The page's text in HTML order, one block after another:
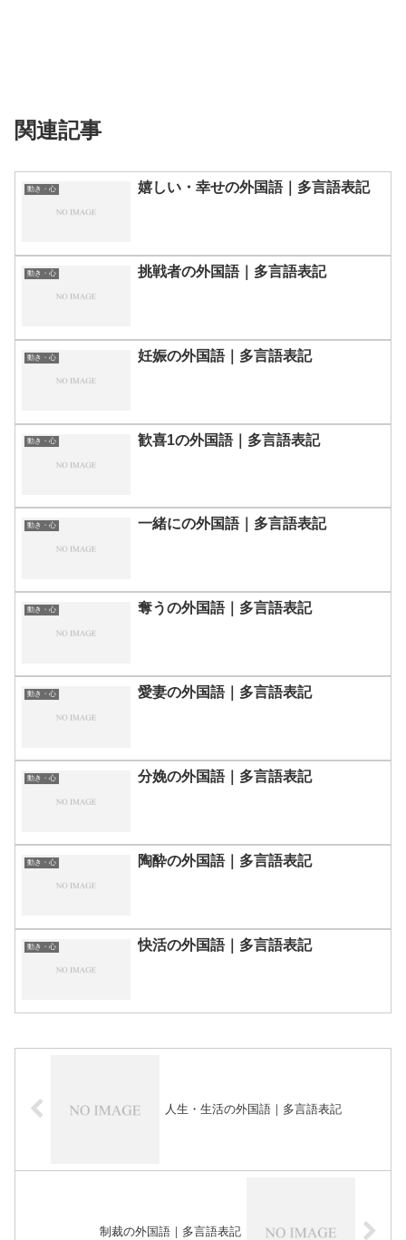
関連記事
動き・心 嬉しい・幸せの外国語｜多言語表記
動き・心 挑戦者の外国語｜多言語表記
動き・心 妊娠の外国語｜多言語表記
動き・心 歓喜1の外国語｜多言語表記
動き・心 一緒にの外国語｜多言語表記
動き・心 奪うの外国語｜多言語表記
動き・心 愛妻の外国語｜多言語表記
動き・心 分娩の外国語｜多言語表記
動き・心 陶酔の外国語｜多言語表記
動き・心 快活の外国語｜多言語表記
人生・生活の外国語｜多言語表記
制裁の外国語｜多言語表記